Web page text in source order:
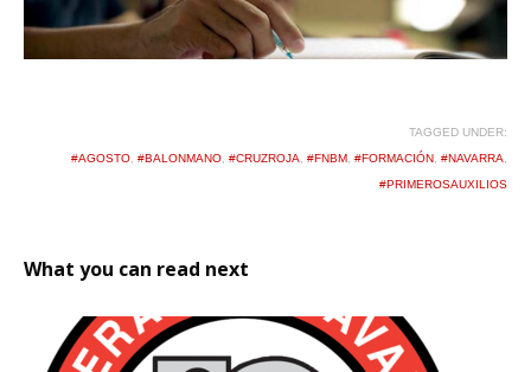
TAGGED UNDER:
#AGOSTO, #BALONMANO, #CRUZROJA, #FNBM, #FORMACIÓN, #NAVARRA,
#PRIMEROSAUXILIOS
What you can read next